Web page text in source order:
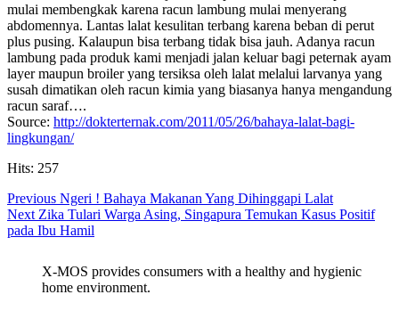
mulai membengkak karena racun lambung mulai menyerang
abdomennya. Lantas lalat kesulitan terbang karena beban di perut
plus pusing. Kalaupun bisa terbang tidak bisa jauh. Adanya racun
lambung pada produk kami menjadi jalan keluar bagi peternak ayam
layer maupun broiler yang tersiksa oleh lalat melalui larvanya yang
susah dimatikan oleh racun kimia yang biasanya hanya mengandung
racun saraf….
Source: http://dokterternak.com/2011/05/26/bahaya-lalat-bagi-
lingkungan/
Hits: 257
Post
navigation
Previous Previous
post:
Ngeri ! Bahaya Makanan Yang Dihinggapi Lalat
Next Next
post:
Zika Tulari Warga Asing, Singapura Temukan Kasus Positif
pada Ibu Hamil
X-MOS provides consumers with a healthy and hygienic
home environment.